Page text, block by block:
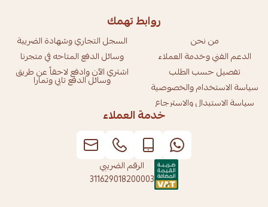
روابط تهمك
من نحن
الدعم الفني وخدمة العملاء
تفصيل حسب الطلب
سياسة الاستخدام والخصوصية
سياسة الاستبدال والاسترجاع
السجل التجاري وشهادة الضريبة
وسائل الدفع المتاحه في متجرنا
اشتري الآن وادفع لاحقاً عن طريق
وسائل الدفع تابي وتمارا
خدمة العملاء
الرقم الضريبي
311629018200003